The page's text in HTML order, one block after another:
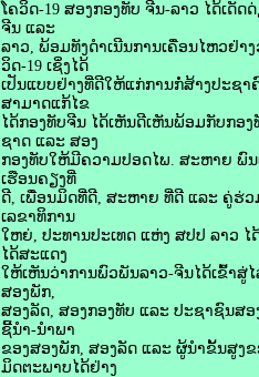
ໂຄວິດ-19 ສອງກອງທັບ ຈີນ-ລາວ ໄດ້ເດັ
ຈີນ ແລະ
ລາວ, ພ້ອມທັງດໍາເນີນການເຄື່ອນໄຫວຢ່
ວິດ-19 ເຊິ່ງໄດ້
ເປັນແບບຢ່າງທີ່ດີໃຫ້ແກ່ການກໍ່ສ້າງປະຊ
ສາມາດແກ້ໄຂ
ໄດ້ກອງທັບຈີນ ໄດ້ເຫັນດີເຫັນພ້ອມກັບກ
ຊາດ ແລະ ສອງ
ກອງທັບໃຫ້ມີຄວາມປອດໄພ. ສະຫາຍ ພົ
ເຮືອນຄຽງທີ່
ດີ, ເພື່ອນມິດທີ່ດີ, ສະຫາຍ ທີ່ດີ ແລະ ຄູ່ຮ່
ເລຂາທິການ
ໃຫຍ່, ປະທານປະເທດ ແຫ່ງ ສປປ ລາວ
ໄດ້ສະແດງ
ໃຫ້ເຫັນວ່າການພົວພັນລາວ-ຈີນໄດ້ເຂົ້າ
ສອງພັກ,
ສອງລັດ, ສອງກອງທັບ ແລະ ປະຊາຊົນສ
ຊີ້ນໍາ-ນໍາພາ
ຂອງສອງພັກ, ສອງລັດ ແລະ ຜູ້ນໍາຂັ້ນສູງ
ມິດຕະພາບໄດ້ຢ່າງ